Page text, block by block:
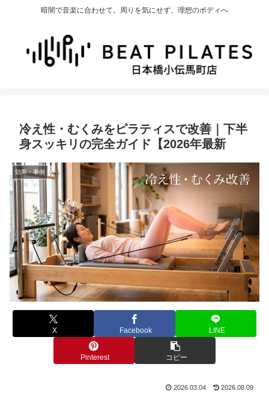
暗闇で音楽に合わせて。周りを気にせず、理想のボディへ
冷え性・むくみをピラティスで改善｜下半
身スッキリの完全ガイド【2026年最新
効果・事例
X Facebook LINE
Pinterest コピー
2026.03.04 2026.08.09